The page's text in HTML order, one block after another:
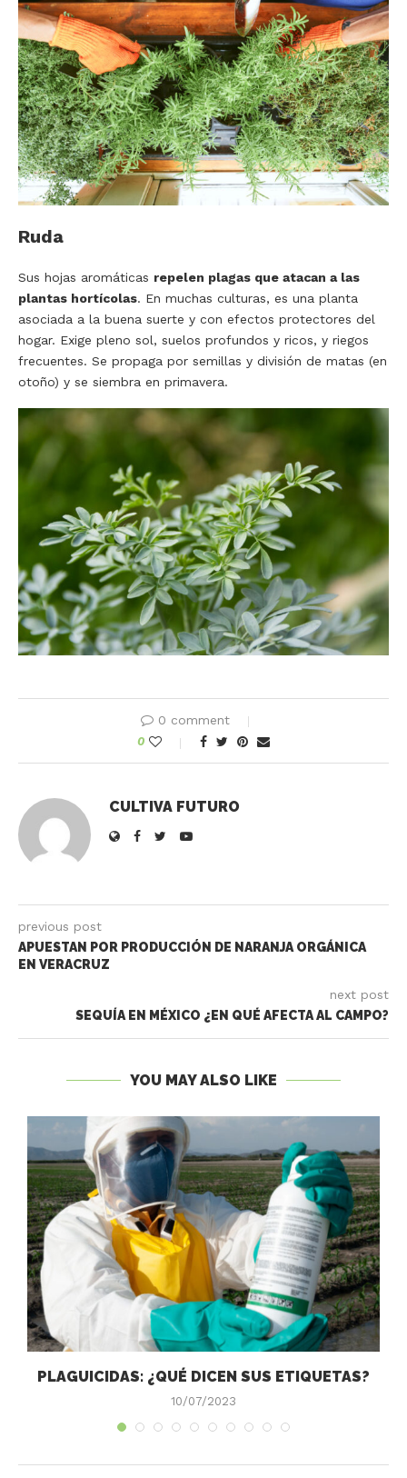
Ruda
Sus hojas aromáticas repelen plagas que atacan a las
plantas hortícolas. En muchas culturas, es una planta
asociada a la buena suerte y con efectos protectores del
hogar. Exige pleno sol, suelos profundos y ricos, y riegos
frecuentes. Se propaga por semillas y división de matas (en
otoño) y se siembra en primavera.
0 comment
0
CULTIVA FUTURO
previous post
APUESTAN POR PRODUCCIÓN DE NARANJA ORGÁNICA
EN VERACRUZ
next post
SEQUÍA EN MÉXICO ¿EN QUÉ AFECTA AL CAMPO?
YOU MAY ALSO LIKE
PLAGUICIDAS: ¿QUÉ DICEN SUS ETIQUETAS?
10/07/2023